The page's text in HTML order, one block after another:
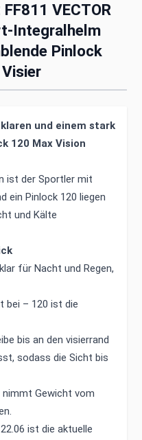
FF811 VECTOR
Integralhelm
Pinlock
und einem stark
120 Max Vision
ist der Sportler mit
ein Pinlock 120 liegen
und Kälte
für Nacht und Regen,
bei – 120 ist die
bis an den visierrand
sodass die Sicht bis
nimmt Gewicht vom
ist die aktuelle